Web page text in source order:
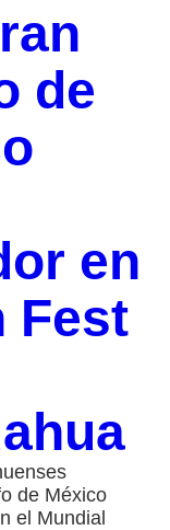
de
en
Fest
de México
el Mundial